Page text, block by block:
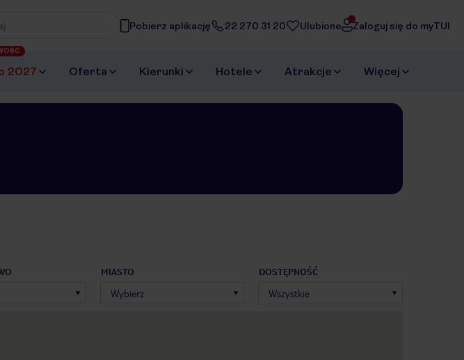
której szukasz
Pobierz aplikację 22 270 31 20 Ulubione Zaloguj się do myTUI
2027 Oferta Kierunki Hotele Atrakcje Więcej
MIASTO DOSTĘPNOŚĆ